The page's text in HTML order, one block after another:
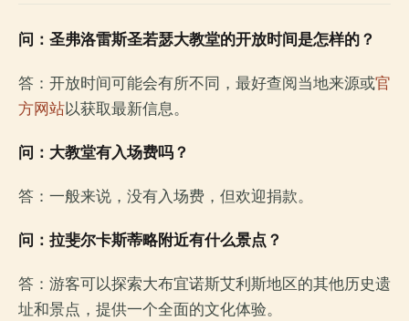
问：圣弗洛雷斯圣若瑟大教堂的开放时间是怎样的？
答：开放时间可能会有所不同，最好查阅当地来源或官
方网站以获取最新信息。
问：大教堂有入场费吗？
答：一般来说，没有入场费，但欢迎捐款。
问：拉斐尔卡斯蒂略附近有什么景点？
答：游客可以探索大布宜诺斯艾利斯地区的其他历史遗
址和景点，提供一个全面的文化体验。